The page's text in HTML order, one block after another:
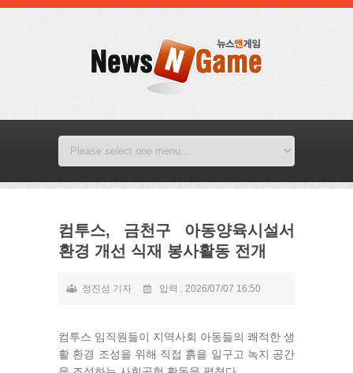
컴투스, 금천구 아동양육시설서
환경 개선 식재 봉사활동 전개
정진성 기자 입력 : 2026/07/07 16:50
컴투스 임직원들이 지역사회 아동들의 쾌적한 생
활 환경 조성을 위해 직접 흙을 일구고 녹지 공간